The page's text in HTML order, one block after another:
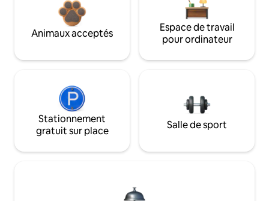
Animaux acceptés
Espace de travail
pour ordinateur
Stationnement
gratuit sur place
Salle de sport